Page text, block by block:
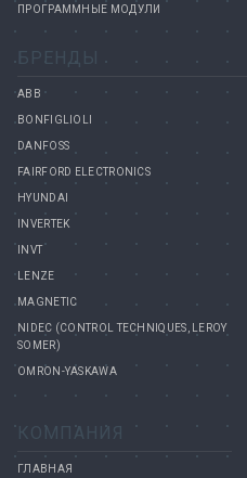
КОМПАНИЯ
ГЛАВНАЯ
ПРОГРАММНЫЕ МОДУЛИ
БРЕНДЫ
ABB
BONFIGLIOLI
DANFOSS
FAIRFORD ELECTRONICS
HYUNDAI
INVERTEK
INVT
LENZE
MAGNETIC
NIDEC (CONTROL TECHNIQUES, LEROY
SOMER)
OMRON-YASKAWA